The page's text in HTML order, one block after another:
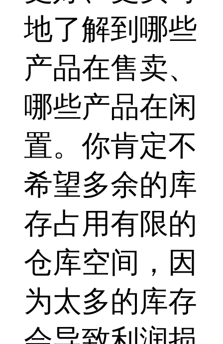
地了解到哪些
产品在售卖、
哪些产品在闲
置。你肯定不
希望多余的库
存占用有限的
仓库空间，因
为太多的库存